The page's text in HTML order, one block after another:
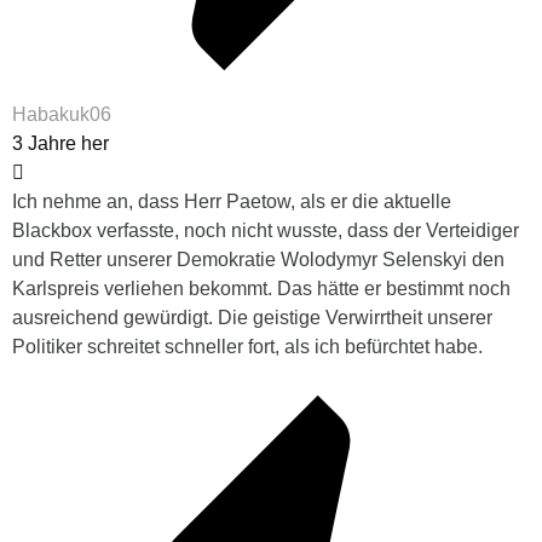
Habakuk06
3 Jahre her
Ich nehme an, dass Herr Paetow, als er die aktuelle
Blackbox verfasste, noch nicht wusste, dass der Verteidiger
und Retter unserer Demokratie Wolodymyr Selenskyi den
Karlspreis verliehen bekommt. Das hätte er bestimmt noch
ausreichend gewürdigt. Die geistige Verwirrtheit unserer
Politiker schreitet schneller fort, als ich befürchtet habe.